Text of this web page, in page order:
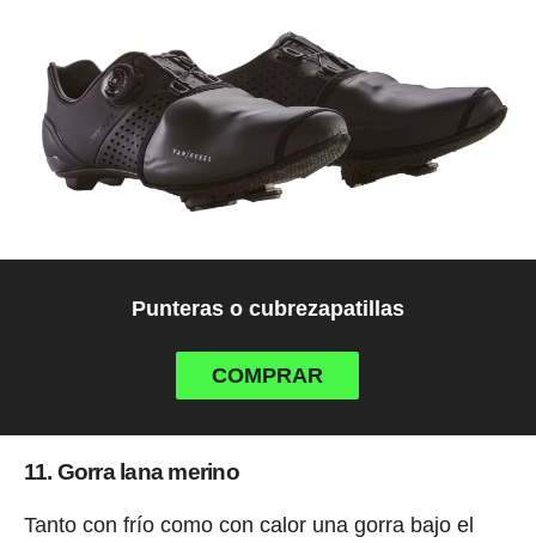
Punteras o cubrezapatillas
COMPRAR
11. Gorra lana merino
Tanto con frío como con calor una gorra bajo el